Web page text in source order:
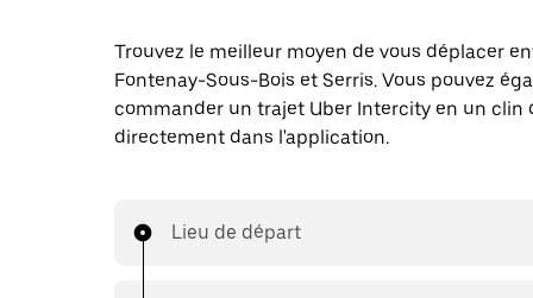
Trouvez le meilleur moyen de vous déplacer
Fontenay-Sous-Bois et Serris. Vous pouvez
commander un trajet Uber Intercity en un clin
directement dans l'application.
Lieu de départ